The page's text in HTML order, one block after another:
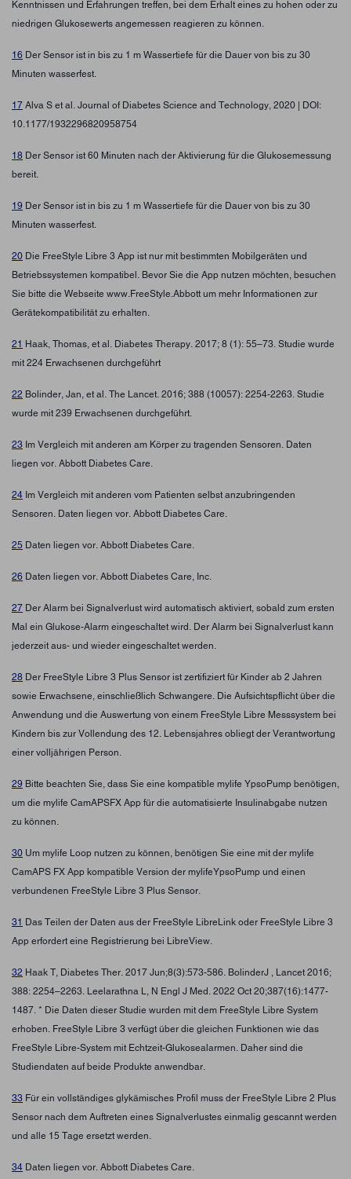
Kenntnissen und Erfahrungen treffen, bei dem Erhalt eines zu hohen oder zu
niedrigen Glukosewerts angemessen reagieren zu können.
16 Der Sensor ist in bis zu 1 m Wassertiefe für die Dauer von bis zu 30
Minuten wasserfest.
17 Alva S et al. Journal of Diabetes Science and Technology, 2020 | DOI:
10.1177/1932296820958754
18 Der Sensor ist 60 Minuten nach der Aktivierung für die Glukosemessung
bereit.
19 Der Sensor ist in bis zu 1 m Wassertiefe für die Dauer von bis zu 30
Minuten wasserfest.
20 Die FreeStyle Libre 3 App ist nur mit bestimmten Mobilgeräten und
Betriebssystemen kompatibel. Bevor Sie die App nutzen möchten, besuchen
Sie bitte die Webseite www.FreeStyle.Abbott um mehr Informationen zur
Gerätekompatibilität zu erhalten.
21 Haak, Thomas, et al. Diabetes Therapy. 2017; 8 (1): 55–73. Studie wurde
mit 224 Erwachsenen durchgeführt
22 Bolinder, Jan, et al. The Lancet. 2016; 388 (10057): 2254-2263. Studie
wurde mit 239 Erwachsenen durchgeführt.
23 Im Vergleich mit anderen am Körper zu tragenden Sensoren. Daten
liegen vor. Abbott Diabetes Care.
24 Im Vergleich mit anderen vom Patienten selbst anzubringenden
Sensoren. Daten liegen vor. Abbott Diabetes Care.
25 Daten liegen vor. Abbott Diabetes Care.
26 Daten liegen vor. Abbott Diabetes Care, Inc.
27 Der Alarm bei Signalverlust wird automatisch aktiviert, sobald zum ersten
Mal ein Glukose-Alarm eingeschaltet wird. Der Alarm bei Signalverlust kann
jederzeit aus- und wieder eingeschaltet werden.
28 Der FreeStyle Libre 3 Plus Sensor ist zertifiziert für Kinder ab 2 Jahren
sowie Erwachsene, einschließlich Schwangere. Die Aufsichtspflicht über die
Anwendung und die Auswertung von einem FreeStyle Libre Messsystem bei
Kindern bis zur Vollendung des 12. Lebensjahres obliegt der Verantwortung
einer volljährigen Person.
29 Bitte beachten Sie, dass Sie eine kompatible mylife YpsoPump benötigen,
um die mylife CamAPSFX App für die automatisierte Insulinabgabe nutzen
zu können.
30 Um mylife Loop nutzen zu können, benötigen Sie eine mit der mylife
CamAPS FX App kompatible Version der mylifeYpsoPump und einen
verbundenen FreeStyle Libre 3 Plus Sensor.
31 Das Teilen der Daten aus der FreeStyle LibreLink oder FreeStyle Libre 3
App erfordert eine Registrierung bei LibreView.
32 Haak T, Diabetes Ther. 2017 Jun;8(3):573-586. BolinderJ , Lancet 2016;
388: 2254–2263. Leelarathna L, N Engl J Med. 2022 Oct 20;387(16):1477-
1487. * Die Daten dieser Studie wurden mit dem FreeStyle Libre System
erhoben. FreeStyle Libre 3 verfügt über die gleichen Funktionen wie das
FreeStyle Libre-System mit Echtzeit-Glukosealarmen. Daher sind die
Studiendaten auf beide Produkte anwendbar.
33 Für ein vollständiges glykämisches Profil muss der FreeStyle Libre 2 Plus
Sensor nach dem Auftreten eines Signalverlustes einmalig gescannt werden
und alle 15 Tage ersetzt werden.
34 Daten liegen vor. Abbott Diabetes Care.